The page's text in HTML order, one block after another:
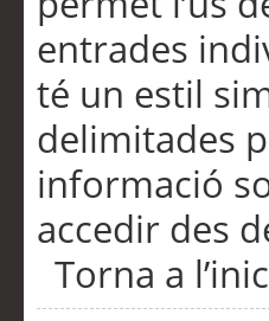
entrades
té un estil
delimitades
informació
accedir des
Torna a